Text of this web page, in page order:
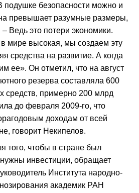
подушке безопасности можно и
превышает разумные размеры,
– Ведь это потери экономики.
мире высокая, мы создаем эту
средства на развитие. А когда
ее». Он отметил, что на август
резерва составляла 600
средств, примерно 200 млрд
до февраля 2009-го, что
доходам от всей
говорит Некипелов.
того, чтобы в стране был
нужны инвестиции, обращает
Института народно-
академик РАН